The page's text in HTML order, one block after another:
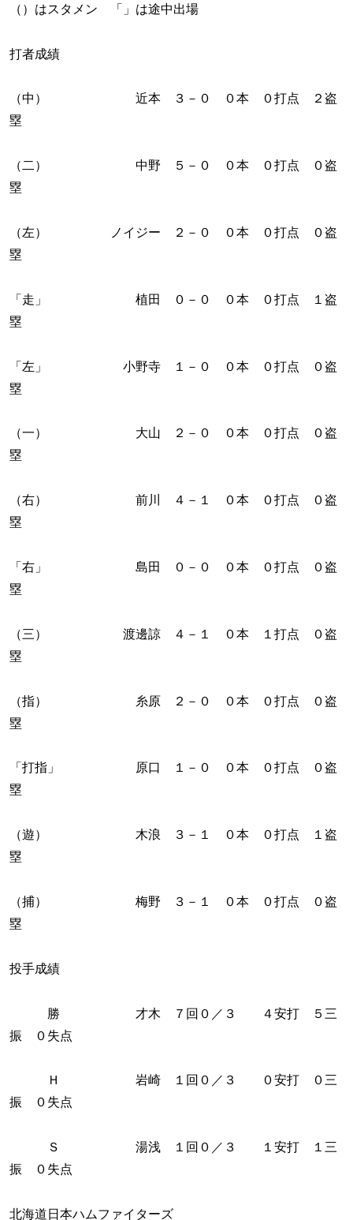
（）はスタメン 「」は途中出場
打者成績
（中） 近本 ３－０ ０本 ０打点 ２盗
塁
（二） 中野 ５－０ ０本 ０打点 ０盗
塁
（左） ノイジー ２－０ ０本 ０打点 ０盗
塁
「走」 植田 ０－０ ０本 ０打点 １盗
塁
「左」 小野寺 １－０ ０本 ０打点 ０盗
塁
（一） 大山 ２－０ ０本 ０打点 ０盗
塁
（右） 前川 ４－１ ０本 ０打点 ０盗
塁
「右」 島田 ０－０ ０本 ０打点 ０盗
塁
（三） 渡邊諒 ４－１ ０本 １打点 ０盗
塁
（指） 糸原 ２－０ ０本 ０打点 ０盗
塁
「打指」 原口 １－０ ０本 ０打点 ０盗
塁
（遊） 木浪 ３－１ ０本 ０打点 １盗
塁
（捕） 梅野 ３－１ ０本 ０打点 ０盗
塁
投手成績
勝 才木 ７回０／３ ４安打 ５三
振 ０失点
Ｈ 岩崎 １回０／３ ０安打 ０三
振 ０失点
Ｓ 湯浅 １回０／３ １安打 １三
振 ０失点
北海道日本ハムファイターズ